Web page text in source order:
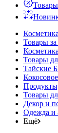
Товары за
Косметика
Товары
Тайские
Товары
Декор и
Одежда и
Ещё